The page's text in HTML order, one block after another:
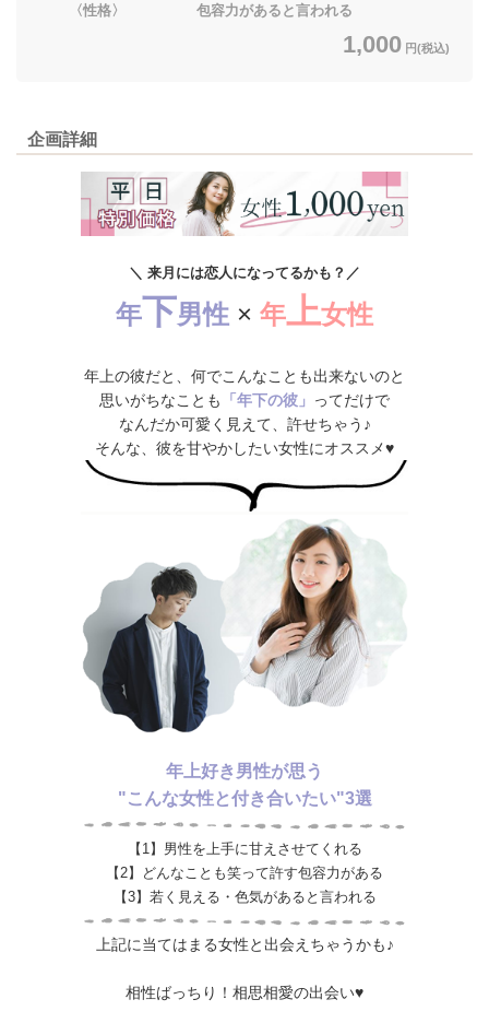
〈性格〉 包容力があると言われる
1,000 円(税込)
企画詳細
＼ 来月には恋人になってるかも？／
年下男性 × 年上女性
年上の彼だと、何でこんなことも出来ないのと
思いがちなことも
「年下の彼」
ってだけで
なんだか可愛く見えて、許せちゃう♪
そんな、彼を甘やかしたい女性にオススメ♥
年上好き男性が思う
"こんな女性と付き合いたい"3選
【1】男性を上手に甘えさせてくれる
【2】どんなことも笑って許す包容力がある
【3】若く見える・色気があると言われる
上記に当てはまる女性と出会えちゃうかも♪
相性ばっちり！相思相愛の出会い♥